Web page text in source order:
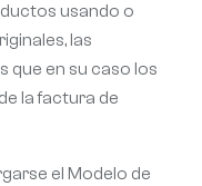
usando o
las
que en su caso los
la factura de
el Modelo de